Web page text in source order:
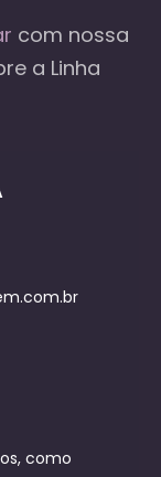
com nossa
a Linha
como